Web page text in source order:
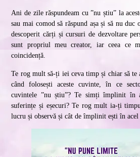
Ani de zile răspundeam cu ”nu știu” la
sau mai comod să răspund așa și să nu duc
descoperit cărți și cursuri de dezvoltare
sunt propriul meu creator, iar ceea ce
coincidență.
Te rog mult să-ți iei ceva timp și chiar să te
când folosești aceste cuvinte, în ce
cuvintele ”nu știu”? Te simți împlinit în
suferințe și eșecuri? Te rog mult ia-ți
lucru și observă și cât de împlinit ești în